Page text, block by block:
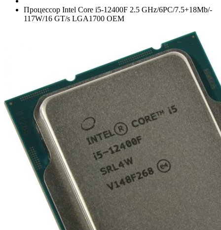
Процессор Intel Core i5-12400F 2.5 GHz/­6PC/­7.5+­18Mb/­
117W/­16 GT/­s LGA1700 OEM